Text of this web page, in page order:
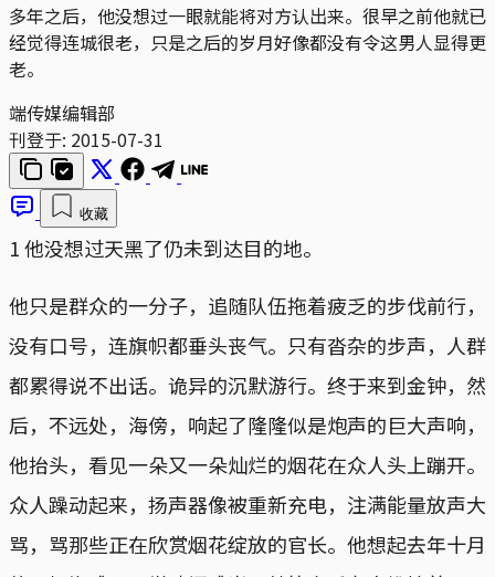
多年之后，他没想过一眼就能将对方认出来。很早之前他就已
经觉得连城很老，只是之后的岁月好像都没有令这男人显得更
老。
端传媒编辑部
刊登于: 2015-07-31
收藏
1 他没想过天黑了仍未到达目的地。
他只是群众的一分子，追随队伍拖着疲乏的步伐前行，
没有口号，连旗帜都垂头丧气。只有沓杂的步声，人群
都累得说不出话。诡异的沉默游行。终于来到金钟，然
后，不远处，海傍，响起了隆隆似是炮声的巨大声响，
他抬头，看见一朵又一朵灿烂的烟花在众人头上蹦开。
众人躁动起来，扬声器像被重新充电，注满能量放声大
骂，骂那些正在欣赏烟花绽放的官长。他想起去年十月